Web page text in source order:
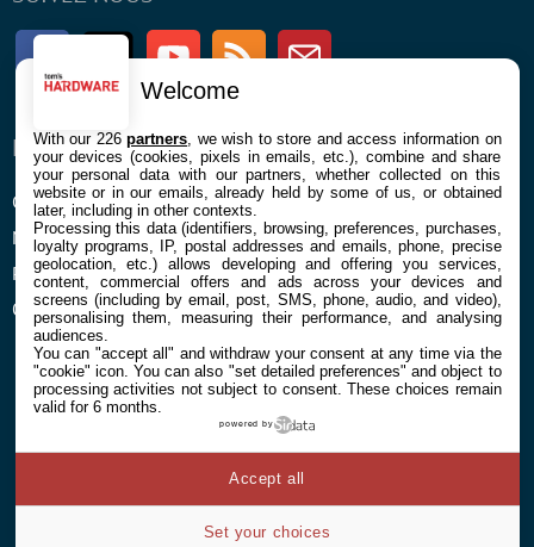
FacebookTwitter Youtube RSS Newsletter
ENTREPRISE
Confidentialité et Cookies
Mentions légales et CGU
Préférences Cookies
Qui sommes nous
À PROPOS
Contact
Welcome
With our 226partners , we wish to store and access information on
your devices (cookies, pixels in emails, etc.), combine and share
your personal data with our partners, whether collected on this
website or in our emails, already held by some of us, or obtained
later, including in other contexts.
Processing this data (identifiers, browsing, preferences, purchases,
loyalty programs, IP, postal addresses and emails, phone, precise
geolocation, etc.) allows developing and offering you services,
content, commercial offers and ads across your devices and
screens (including by email, post, SMS, phone, audio, and video),
personalising them, measuring their performance, and analysing
audiences.
You can "accept all" and withdraw your consent at any time via the
"cookie" icon. You can also "set detailed preferences" and object to
processing activities not subject to consent. These choices remain
valid for 6 months.
powered by
Set your choices
Accept all